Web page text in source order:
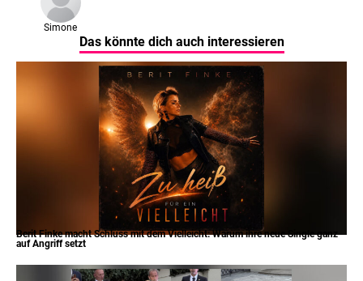
Simone
Das könnte dich auch interessieren
Berit Finke macht Schluss mit dem Vielleicht: Warum ihre neue Single ganz
auf Angriff setzt